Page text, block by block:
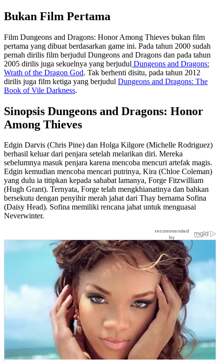
Bukan Film Pertama
Film Dungeons and Dragons: Honor Among Thieves bukan film
pertama yang dibuat berdasarkan game ini. Pada tahun 2000 sudah
pernah dirilis film berjudul Dungeons and Dragons dan pada tahun
2005 dirilis juga sekuelnya yang berjudul Dungeons and Dragons:
Wrath of the Dragon God. Tak berhenti disitu, pada tahun 2012
dirilis juga film ketiga yang berjudul Dungeons and Dragons: The
Book of Vile Darkness.
Sinopsis Dungeons and Dragons: Honor
Among Thieves
Edgin Darvis (Chris Pine) dan Holga Kilgore (Michelle Rodriguez)
berhasil keluar dari penjara setelah melarikan diri. Mereka
sebelumnya masuk penjara karena mencoba mencuri artefak magis.
Edgin kemudian mencoba mencari putrinya, Kira (Chloe Coleman)
yang dulu ia titipkan kepada sahabat lamanya, Forge Fitzwilliam
(Hugh Grant). Ternyata, Forge telah mengkhianatinya dan bahkan
bersekutu dengan penyihir merah jahat dari Thay bernama Sofina
(Daisy Head). Sofina memiliki rencana jahat untuk menguasai
Neverwinter.